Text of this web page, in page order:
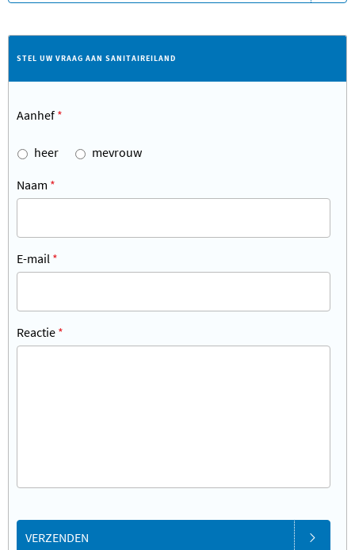
STEL UW VRAAG AAN SANITAIREILAND
Aanhef *
heer mevrouw
Naam *
E-mail *
Reactie *
VERZENDEN